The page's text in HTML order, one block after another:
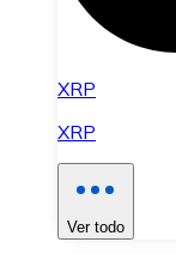
XRP
XRP
Ver todo